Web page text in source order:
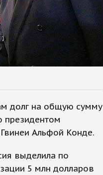
долг на общую сумму
президентом
Альфой Конде.
выделила по
5 млн долларов